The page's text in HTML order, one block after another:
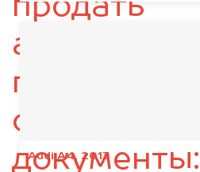
Audi A4, 2013
продать
автомобиль,
подготовьте
следующие
документы: